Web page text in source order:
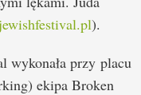
).
wykonała przy placu
ekipa Broken